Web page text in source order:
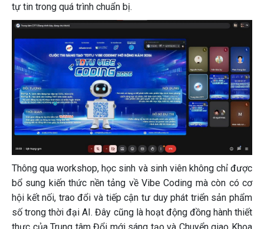
tự tin trong quá trình chuẩn bị.
Thông qua workshop, học sinh và sinh viên không chỉ được
bổ sung kiến thức nền tảng về Vibe Coding mà còn có cơ
hội kết nối, trao đổi và tiếp cận tư duy phát triển sản phẩm
số trong thời đại AI. Đây cũng là hoạt động đồng hành thiết